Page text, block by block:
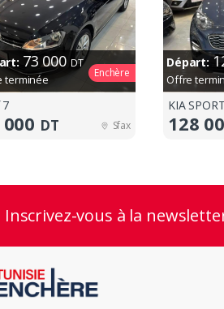
73 000 DT
terminée Enchère
7
DT Sfax
Départ:
Offre
KIA
128
Inscrivez-vous à la